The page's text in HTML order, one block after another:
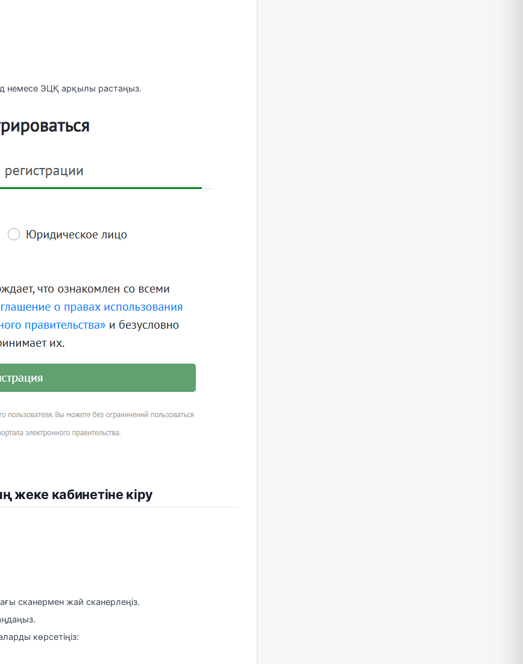
немесе ЭЦҚ арқылы растаңыз.
кабинетіне кіру
сканермен жай сканерлеңіз.
көрсетіңіз: